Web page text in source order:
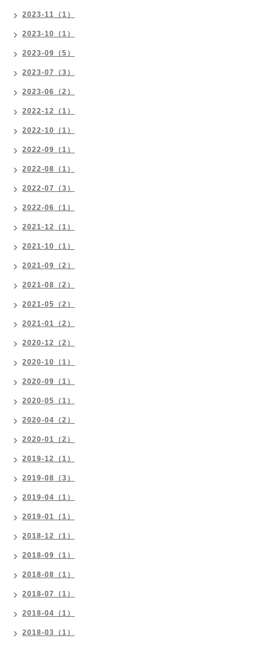
2023-11（1）
2023-10（1）
2023-09（5）
2023-07（3）
2023-06（2）
2022-12（1）
2022-10（1）
2022-09（1）
2022-08（1）
2022-07（3）
2022-06（1）
2021-12（1）
2021-10（1）
2021-09（2）
2021-08（2）
2021-05（2）
2021-01（2）
2020-12（2）
2020-10（1）
2020-09（1）
2020-05（1）
2020-04（2）
2020-01（2）
2019-12（1）
2019-08（3）
2019-04（1）
2019-01（1）
2018-12（1）
2018-09（1）
2018-08（1）
2018-07（1）
2018-04（1）
2018-03（1）